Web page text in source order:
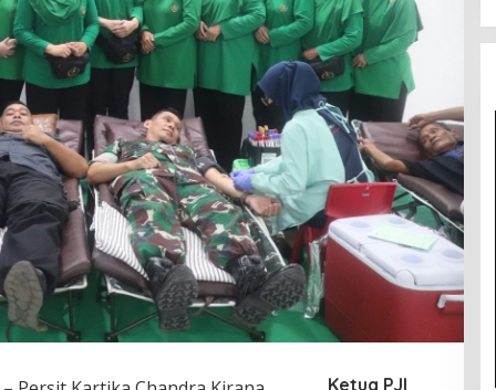
Ketua PJI